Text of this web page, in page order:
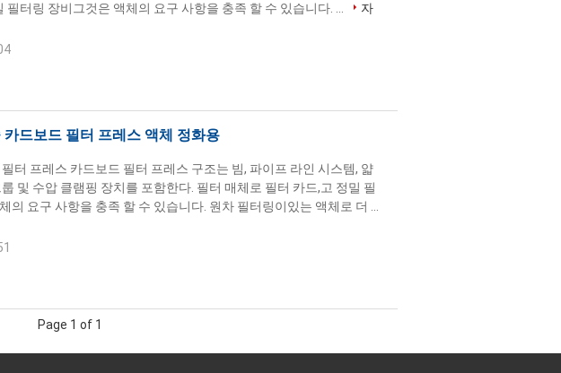
필터링 장비그것은 액체의 요구 사항을 충족 할 수 있습니다. ...
자
카드보드 필터 프레스 액체 정화용
터 프레스 카드보드 필터 프레스 구조는 빔, 파이프 라인 시스템, 얇
및 수압 클램핑 장치를 포함한다. 필터 매체로 필터 카드,고 정밀 필
의 요구 사항을 충족 할 수 있습니다. 원차 필터링이있는 액체로 더 ...
Page 1 of 1